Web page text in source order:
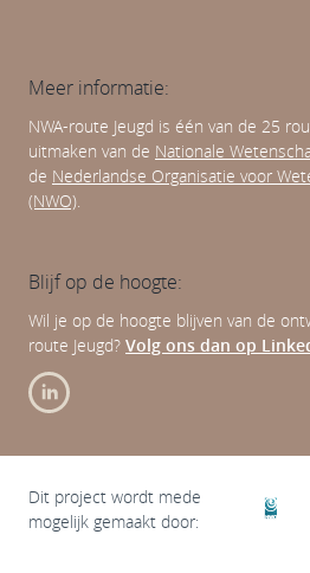
Meer informatie:
NWA-route Jeugd is één van de 25
uitmaken van de Nationale
de Nederlandse Organisatie voor
(NWO).
Blijf op de hoogte:
Wil je op de hoogte blijven van de
route Jeugd? Volg ons dan op
Dit project wordt mede
mogelijk gemaakt door: